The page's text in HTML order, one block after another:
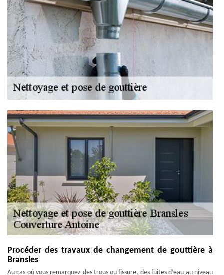
Procéder des travaux de changement de gouttière à
Bransles
Au cas où vous remarquez des trous ou fissure, des fuites d’eau au niveau